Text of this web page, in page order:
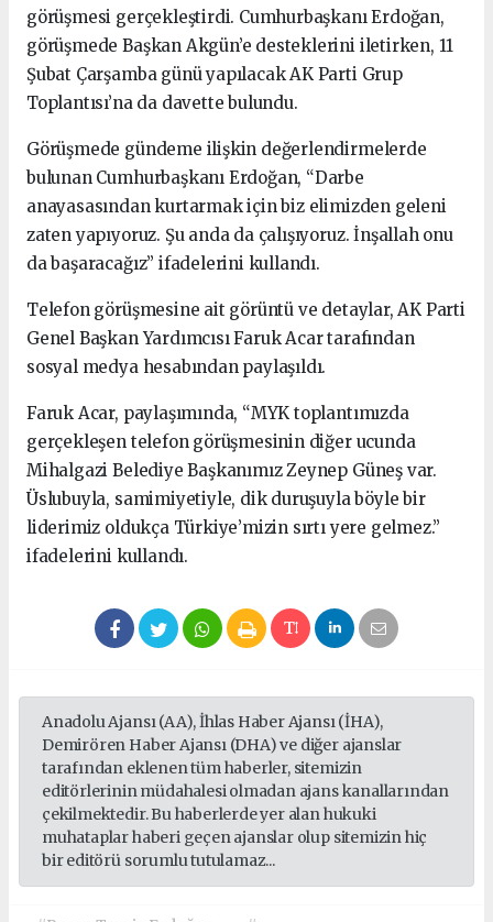
görüşmesi gerçekleştirdi. Cumhurbaşkanı Erdoğan,
görüşmede Başkan Akgün’e desteklerini iletirken, 11
Şubat Çarşamba günü yapılacak AK Parti Grup
Toplantısı’na da davette bulundu.
Görüşmede gündeme ilişkin değerlendirmelerde
bulunan Cumhurbaşkanı Erdoğan, “Darbe
anayasasından kurtarmak için biz elimizden geleni
zaten yapıyoruz. Şu anda da çalışıyoruz. İnşallah onu
da başaracağız” ifadelerini kullandı.
Telefon görüşmesine ait görüntü ve detaylar, AK Parti
Genel Başkan Yardımcısı Faruk Acar tarafından
sosyal medya hesabından paylaşıldı.
Faruk Acar, paylaşımında, “MYK toplantımızda
gerçekleşen telefon görüşmesinin diğer ucunda
Mihalgazi Belediye Başkanımız Zeynep Güneş var.
Üslubuyla, samimiyetiyle, dik duruşuyla böyle bir
liderimiz oldukça Türkiye’mizin sırtı yere gelmez.”
ifadelerini kullandı.
Anadolu Ajansı (AA), İhlas Haber Ajansı (İHA),
Demirören Haber Ajansı (DHA) ve diğer ajanslar
tarafından eklenen tüm haberler, sitemizin
editörlerinin müdahalesi olmadan ajans kanallarından
çekilmektedir. Bu haberlerde yer alan hukuki
muhataplar haberi geçen ajanslar olup sitemizin hiç
bir editörü sorumlu tutulamaz...